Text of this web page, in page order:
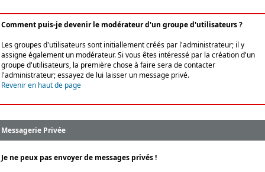
Comment puis-je devenir le modérateur d'un groupe d'utilisateurs ?
Les groupes d'utilisateurs sont initiallement créés par l'administrateur; il y
assigne également un modérateur. Si vous êtes intéressé par la création d'un
groupe d'utilisateurs, la première chose à faire sera de contacter
l'administrateur; essayez de lui laisser un message privé.
Revenir en haut de page
Messagerie Privée
Je ne peux pas envoyer de messages privés !